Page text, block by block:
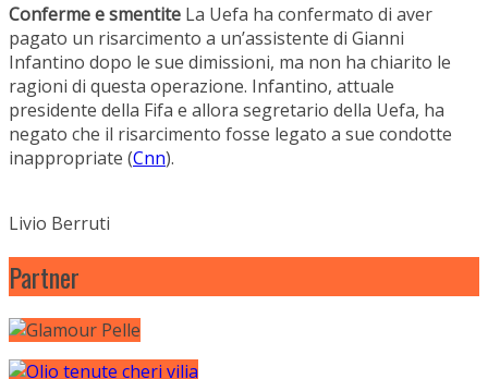
Conferme e smentite La Uefa ha confermato di aver
pagato un risarcimento a un’assistente di Gianni
Infantino dopo le sue dimissioni, ma non ha chiarito le
ragioni di questa operazione. Infantino, attuale
presidente della Fifa e allora segretario della Uefa, ha
negato che il risarcimento fosse legato a sue condotte
inappropriate (Cnn).
Livio Berruti
Partner